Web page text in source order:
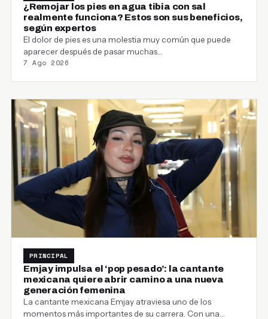
¿Remojar los pies en agua tibia con sal
realmente funciona? Estos son sus beneficios,
según expertos
El dolor de pies es una molestia muy común que puede
aparecer después de pasar muchas…
7 Ago 2026
PRINCIPAL
Emjay impulsa el ‘pop pesado’: la cantante
mexicana quiere abrir camino a una nueva
generación femenina
La cantante mexicana Emjay atraviesa uno de los
momentos más importantes de su carrera. Con una…